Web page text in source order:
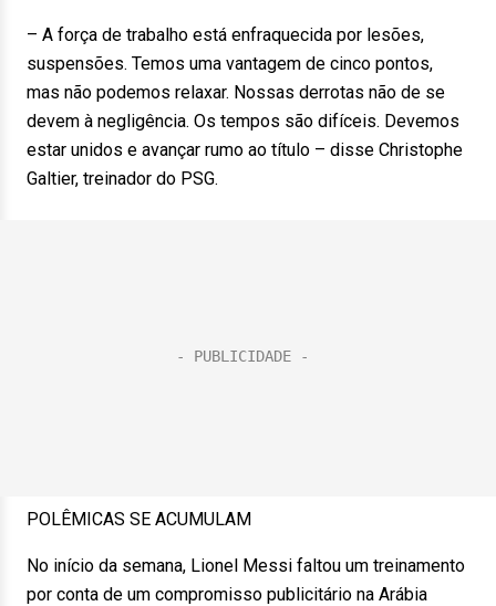
– A força de trabalho está enfraquecida por lesões,
suspensões. Temos uma vantagem de cinco pontos,
mas não podemos relaxar. Nossas derrotas não de se
devem à negligência. Os tempos são difíceis. Devemos
estar unidos e avançar rumo ao título – disse Christophe
Galtier, treinador do PSG.
POLÊMICAS SE ACUMULAM
No início da semana, Lionel Messi faltou um treinamento
por conta de um compromisso publicitário na Arábia